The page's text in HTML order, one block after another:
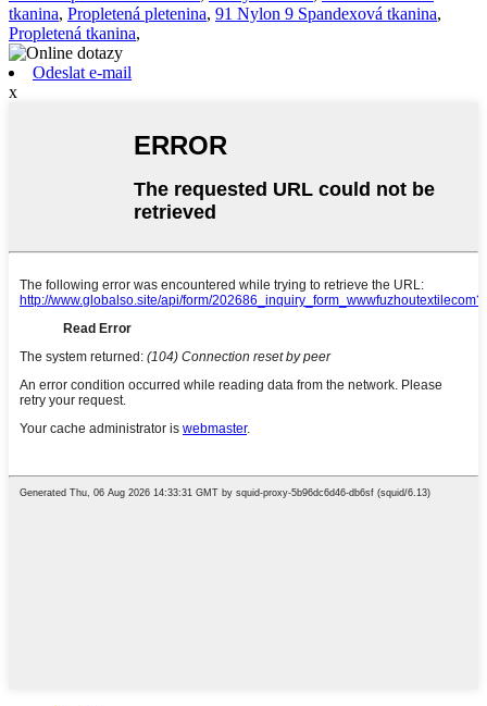
tkanina, Propletená pletenina, 91 Nylon 9 Spandexová tkanina,
Propletená tkanina,
Odeslat e-mail
x